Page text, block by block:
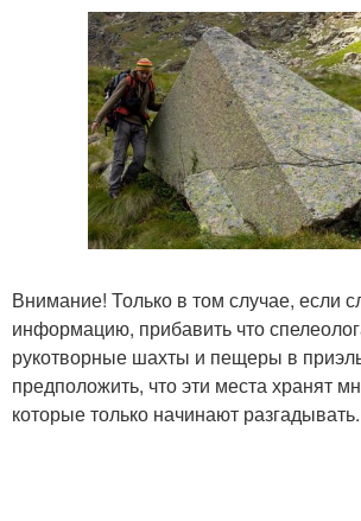
Внимание! Только в том случае, если
информацию, прибавить что
рукотворные шахты и пещеры в
предположить, что эти места хранят
которые только начинают